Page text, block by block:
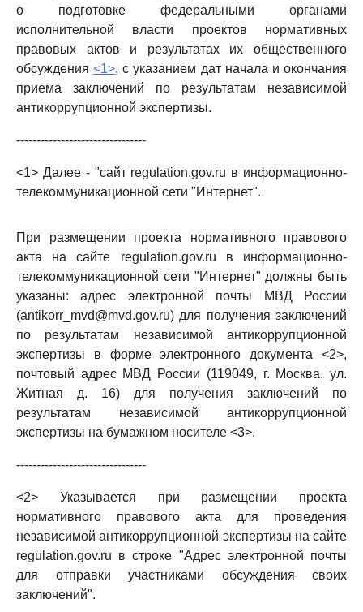
о подготовке федеральными органами
исполнительной власти проектов нормативных
правовых актов и результатах их общественного
обсуждения<1>, с указанием дат начала и окончания
приема заключений по результатам независимой
антикоррупционной экспертизы.
--------------------------------
<1> Далее - "сайт regulation.gov.ru в информационно-
телекоммуникационной сети "Интернет".
При размещении проекта нормативного правового
акта на сайте regulation.gov.ru в информационно-
телекоммуникационной сети "Интернет" должны быть
указаны: адрес электронной почты МВД России
(antikorr_mvd@mvd.gov.ru) для получения заключений
по результатам независимой антикоррупционной
экспертизы в форме электронного документа <2>,
почтовый адрес МВД России (119049, г. Москва, ул.
Житная д. 16) для получения заключений по
результатам независимой антикоррупционной
экспертизы на бумажном носителе <3>.
--------------------------------
<2> Указывается при размещении проекта
нормативного правового акта для проведения
независимой антикоррупционной экспертизы на сайте
regulation.gov.ru в строке "Адрес электронной почты
для отправки участниками обсуждения своих
заключений".